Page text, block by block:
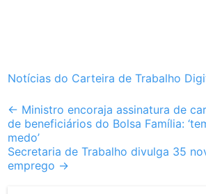
Notícias do Carteira de Trabalho
Post
navigation
← Ministro encoraja assinatura de
de beneficiários do Bolsa Família:
medo’
Secretaria de Trabalho divulga 35
emprego →